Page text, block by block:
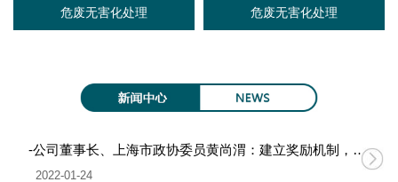
危废无害化处理 危废无害化处理
-公司董事长、上海市政协委员黄尚渭：建立奖励机制，促进无废城市建设
2022-01-24